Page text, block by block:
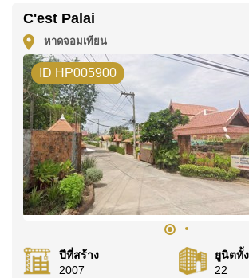
WhatsApp ของสำนักงาน:
@cornerstonepattaya
C'est Palai
หาดจอมเทียน
ID HP005900
ปีที่สร้าง
2007
ยูนิตทั้
22